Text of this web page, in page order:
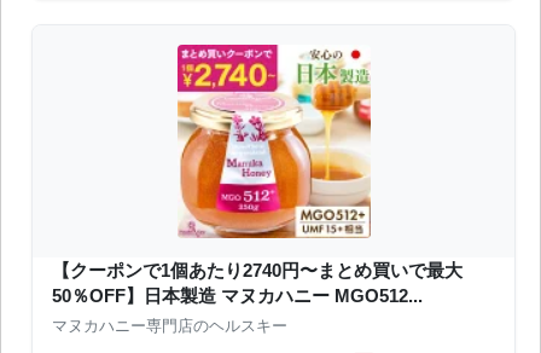
【クーポンで1個あたり2740円〜まとめ買いで最大
50％OFF】日本製造 マヌカハニー MGO512...
マヌカハニー専門店のヘルスキー